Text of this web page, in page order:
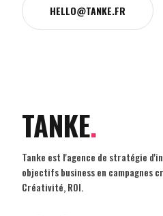
HELLO@TANKE.FR
TANKE.
Tanke est l'agence de stratégie
objectifs business en campagnes
Créativité, ROI.